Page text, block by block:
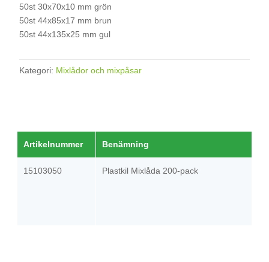
50st 30x70x10 mm grön
50st 44x85x17 mm brun
50st 44x135x25 mm gul
Kategori: Mixlådor och mixpåsar
Artikelnummer Benämning
15103050 Plastkil Mixlåda 200-pack